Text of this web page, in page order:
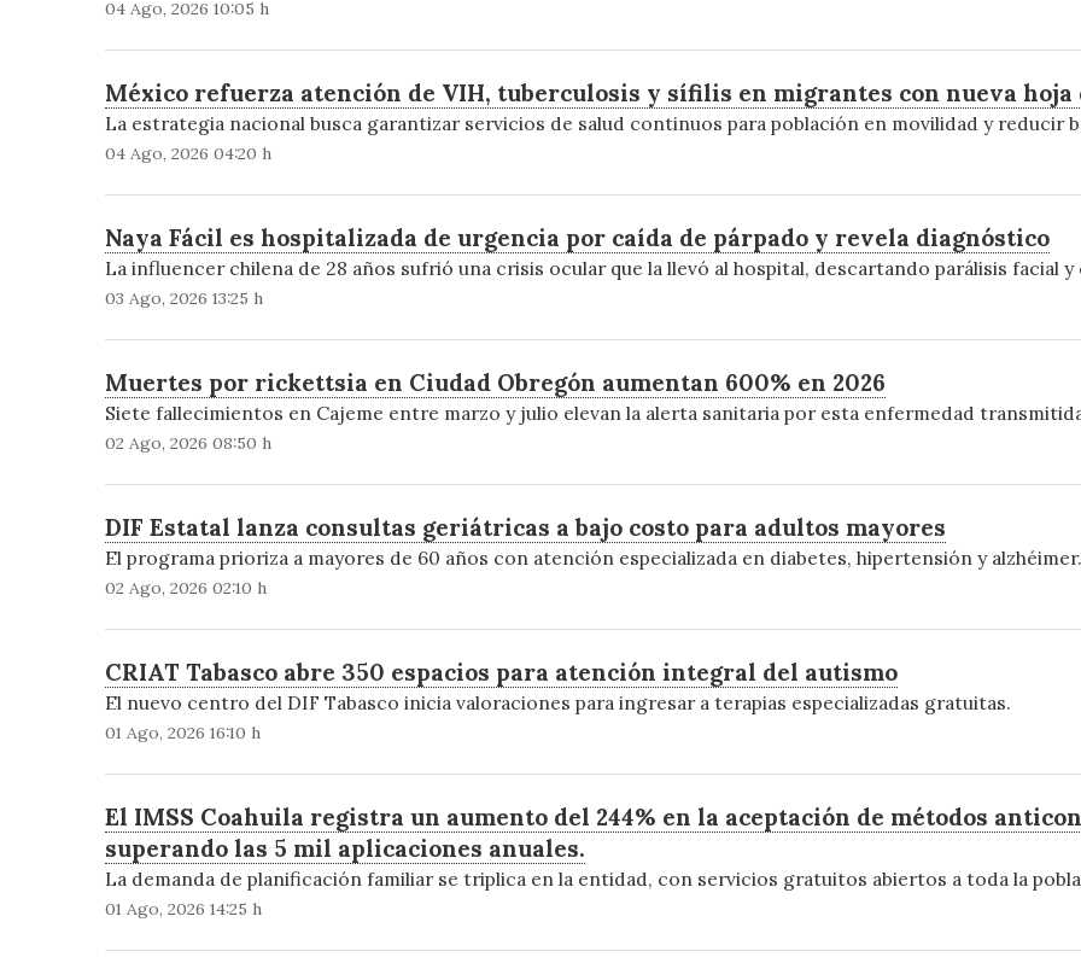
04 Ago, 2026 10:05 h
México refuerza atención de VIH, tuberculosis y sífilis en migrantes con nueva hoja
La estrategia nacional busca garantizar servicios de salud continuos para población en movilidad y reducir
04 Ago, 2026 04:20 h
Naya Fácil es hospitalizada de urgencia por caída de párpado y revela diagnóstico
La influencer chilena de 28 años sufrió una crisis ocular que la llevó al hospital, descartando parálisis facial
03 Ago, 2026 13:25 h
Muertes por rickettsia en Ciudad Obregón aumentan 600% en 2026
Siete fallecimientos en Cajeme entre marzo y julio elevan la alerta sanitaria por esta enfermedad
02 Ago, 2026 08:50 h
DIF Estatal lanza consultas geriátricas a bajo costo para adultos mayores
El programa prioriza a mayores de 60 años con atención especializada en diabetes, hipertensión y alzhéimer.
02 Ago, 2026 02:10 h
CRIAT Tabasco abre 350 espacios para atención integral del autismo
El nuevo centro del DIF Tabasco inicia valoraciones para ingresar a terapias especializadas gratuitas.
01 Ago, 2026 16:10 h
El IMSS Coahuila registra un aumento del 244% en la aceptación de métodos
superando las 5 mil aplicaciones anuales.
La demanda de planificación familiar se triplica en la entidad, con servicios gratuitos abiertos a toda la
01 Ago, 2026 14:25 h